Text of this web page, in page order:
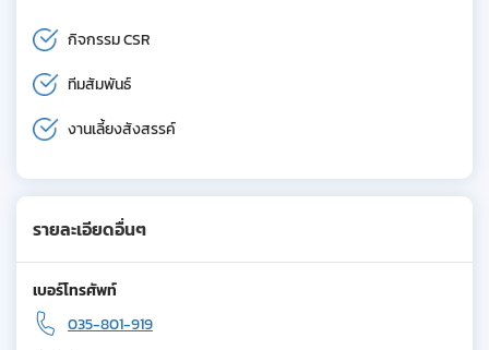
กิจกรรม CSR
ทีมสัมพันธ์
งานเลี้ยงสังสรรค์
รายละเอียดอื่นๆ
เบอร์โทรศัพท์
035-801-919